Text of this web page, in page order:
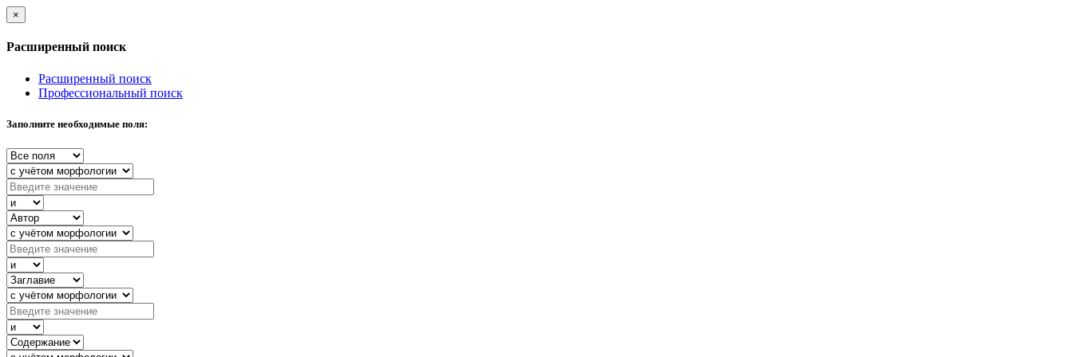
×
Расширенный поиск
Расширенный поиск
Профессиональный поиск
Заполните необходимые поля: